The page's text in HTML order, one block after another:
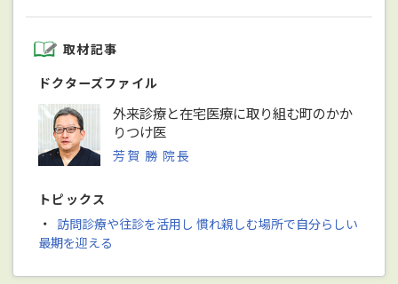
取材記事
ドクターズファイル
外来診療と在宅医療に取り組む町のかか
りつけ医
芳賀 勝 院長
トピックス
・ 訪問診療や往診を活用し 慣れ親しむ場所で自分らしい
最期を迎える